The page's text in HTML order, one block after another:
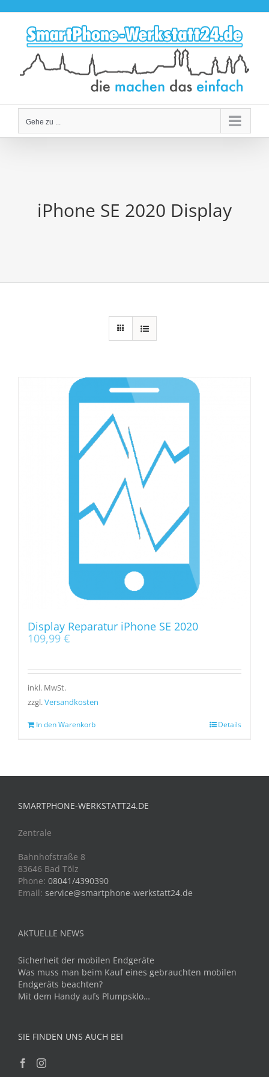
springen
Gehe zu ...
iPhone SE 2020 Display
Display Reparatur iPhone SE 2020
109,99 €
inkl. MwSt.
zzgl.Versandkosten
In den Warenkorb Details
SMARTPHONE-WERKSTATT24.DE
Zentrale
Bahnhofstraße 8
83646 Bad Tölz
Phone: 08041/4390390
Email: service@smartphone-werkstatt24.de
AKTUELLE NEWS
Sicherheit der mobilen Endgeräte
Was muss man beim Kauf eines gebrauchten mobilen
Endgeräts beachten?
Mit dem Handy aufs Plumpsklo…
SIE FINDEN UNS AUCH BEI